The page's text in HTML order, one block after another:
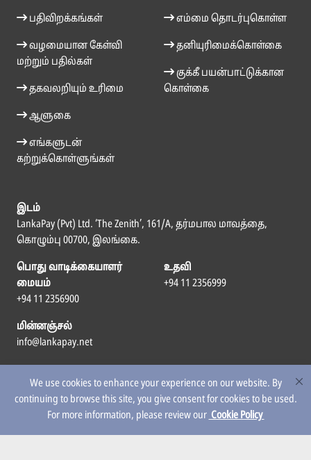
We use cookies to enhance your experience on our website. By
continuing to browse this site, you give consent for cookies to be used.
For more information, please review ourCookie Policy
பதிவிறக்கங்கள்
வழமையான கேள்வி
மற்றும் பதில்கள்
தகவலறியும் உரிமை
ஆளுகை
எங்களுடன்
கற்றுக்கொள்ளுங்கள்
எம்மை தொடர்புகொள்ள
தனியுரிமைக்கொள்கை
குக்கீ பயன்பாட்டுக்கான
கொள்கை
இடம்
LankaPay (Pvt) Ltd. ‘The Zenith’, 161/A, தர்மபால மாவத்தை,
கொழும்பு 00700, இலங்கை.
பொது வாடிக்கையாளர்
மையம்
+94 11 2356900
உதவி
+94 11 2356999
மின்னஞ்சல்
info@lankapay.net
எம்மைப் பின்தொடர